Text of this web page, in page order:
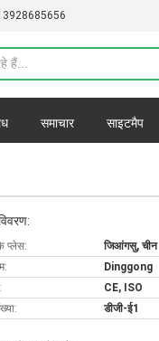
समाचार साइटमैप
प्लेस:
जिआंगसु, चीन
Dinggong
CE, ISO
डीजी-ई1